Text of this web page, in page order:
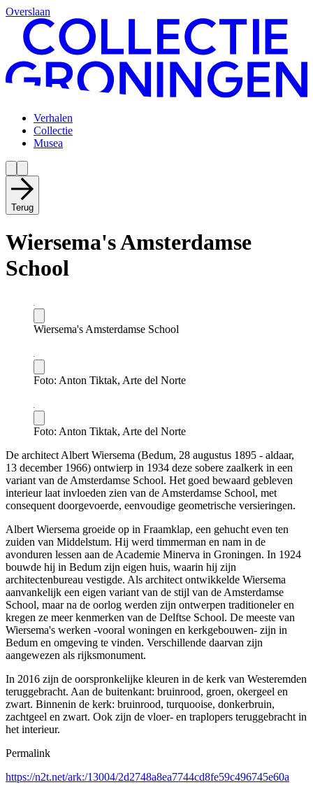
Overslaan
Verhalen
Collectie
Musea
Terug
Wiersema's Amsterdamse
School
Wiersema's Amsterdamse School
Foto: Anton Tiktak, Arte del Norte
Foto: Anton Tiktak, Arte del Norte
De architect Albert Wiersema (Bedum, 28 augustus 1895 - aldaar,
13 december 1966) ontwierp in 1934 deze sobere zaalkerk in een
variant van de Amsterdamse School. Het goed bewaard gebleven
interieur laat invloeden zien van de Amsterdamse School, met
consequent doorgevoerde, eenvoudige geometrische versieringen.
Albert Wiersema groeide op in Fraamklap, een gehucht even ten
zuiden van Middelstum. Hij werd timmerman en nam in de
avonduren lessen aan de Academie Minerva in Groningen. In 1924
bouwde hij in Bedum zijn eigen huis, waarin hij zijn
architectenbureau vestigde. Als architect ontwikkelde Wiersema
aanvankelijk een eigen variant van de stijl van de Amsterdamse
School, maar na de oorlog werden zijn ontwerpen traditioneler en
kregen ze meer kenmerken van de Delftse School. De meeste van
Wiersema's werken -vooral woningen en kerkgebouwen- zijn in
Bedum en omgeving te vinden. Verschillende daarvan zijn
aangewezen als rijksmonument.
In 2016 zijn de oorspronkelijke kleuren in de kerk van Westeremden
teruggebracht. Aan de buitenkant: bruinrood, groen, okergeel en
zwart. Binnenin de kerk: bruinrood, turquooise, donkerbruin,
zachtgeel en zwart. Ook zijn de vloer- en traplopers teruggebracht in
het interieur.
Permalink
https://n2t.net/ark:/13004/2d2748a8ea7744cd8fe59c496745e60a